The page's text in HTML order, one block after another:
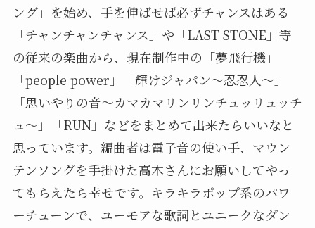
ング」を始め、手を伸ばせば必ずチャンスはある
「チャンチャンチャンス」や「LAST STONE」等
の従来の楽曲から、現在制作中の「夢飛行機」
「people power」「輝けジャパン～忍忍人～」
「思いやりの音～カマカマリンリンチュッリュッチ
ュ～」「RUN」などをまとめて出来たらいいなと
思っています。編曲者は電子音の使い手、マウン
テンソングを手掛けた高木さんにお願いしてやっ
てもらえたら幸せです。キラキラポップ系のパワ
ーチューンで、ユーモアな歌詞とユニークなダン